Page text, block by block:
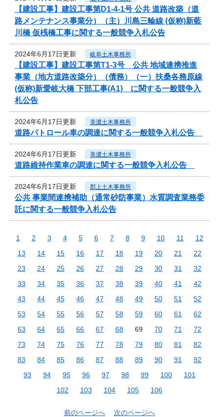
【建設工事】建設工事第D1-4-1号 公共 道路改築（道
路メンテナンス事業分）（主）川島三輪線 (仮称)新藍
川橋 仮桟橋工事に関する一般競争入札公告
2024年6月17日更新 岐阜土木事務所
【建設工事】建設工事第T1-3号 公共 地域連携推進
事業（地方道路改築分）（債務）（一）扶桑各務原線
(仮称)新愛岐大橋 下部工事(A1) に関する一般競争入
札公告
2024年6月17日更新 美濃土木事務所
道路パトロール車の調達に関する一般競争入札公告
2024年6月17日更新 美濃土木事務所
道路維持作業車の調達に関する一般競争入札公告
2024年6月17日更新 郡上土木事務所
公共 事業間連携補助（通常砂防事業）水質調査業務委
託に関する一般競争入札公告
1 2 3 4 5 6 7 8 9 10 11
12
13
14 15 16 17 18 19 20 21
22
23
24 25 26 27 28 29 30 31
32
33
34 35 36 37 38 39 40 41
42
43
44 45 46 47 48 49 50 51
52
53
54 55 56 57 58 59 60 61
62
63
64 65 66 67 68 69 70 71
72
73
74 75 76 77 78 79 80 81
82
83
84 85 86 87 88 89 90 91
92
93
94 95 96 97 98 99 100
101
102
103 104 105 106
前のページへ 次のページへ